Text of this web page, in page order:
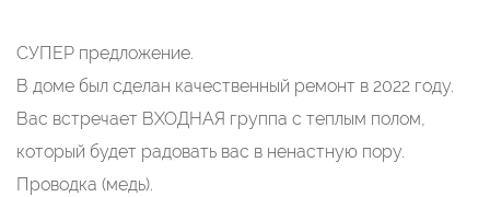
СУПЕР предложение.
В доме был сделан качественный ремонт в 2022 году.
Вас встречает ВХОДНАЯ группа с теплым полом,
который будет радовать вас в ненастную пору.
Проводка (медь).